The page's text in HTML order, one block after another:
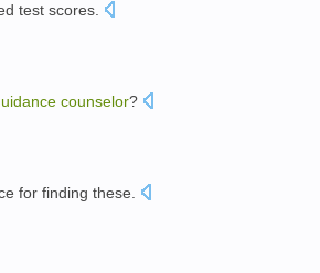
test scores.
counselor?
for finding these